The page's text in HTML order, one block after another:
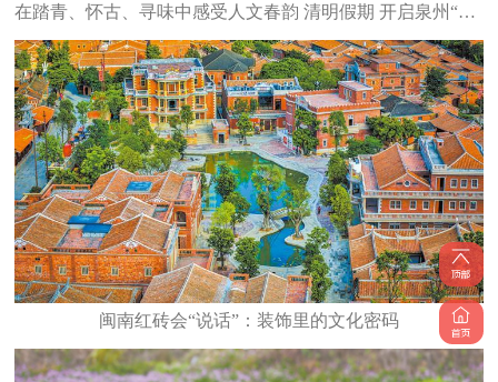
在踏青、怀古、寻味中感受人文春韵 清明假期 开启泉州“轻旅行”
闽南红砖会“说话”：装饰里的文化密码